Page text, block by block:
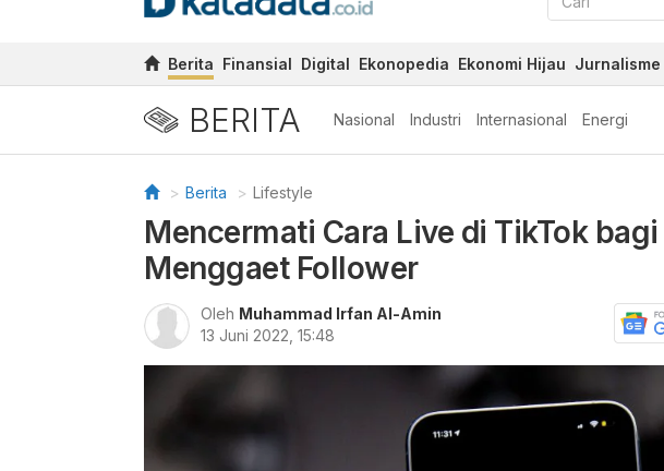
Berita Finansial Digital Ekonopedia Ekonomi Hijau Jurnalisme
BERITA Nasional Industri Internasional Energi
Berita Lifestyle
Mencermati Cara Live di TikTok
Menggaet Follower
Oleh Muhammad Irfan Al-Amin
13 Juni 2022, 15:48